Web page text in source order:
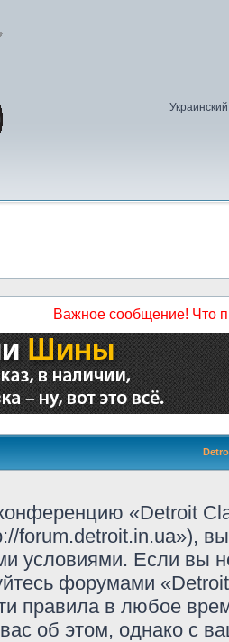
Важное сообщение! Что
«Detroit
forum.detroit.in.ua»),
условиями. Если вы
форумами
правила в любое
об этом, однако с